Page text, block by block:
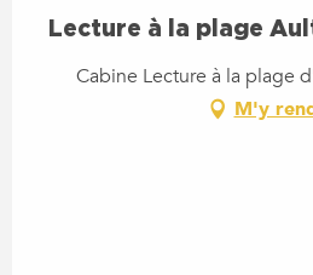
Lecture à la plage
Cabine Lecture à la plage
M'y